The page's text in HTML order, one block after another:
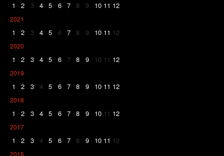
1 2 3 4 5 6 7 8 9 10 11 12
2021
1 2 3 4 5 6 7 8 9 10 11 12
2020
1 2 3 4 5 6 7 8 9 10 11 12
2019
1 2 3 4 5 6 7 8 9 10 11 12
2018
1 2 3 4 5 6 7 8 9 10 11 12
2017
1 2 3 4 5 6 7 8 9 10 11 12
2016